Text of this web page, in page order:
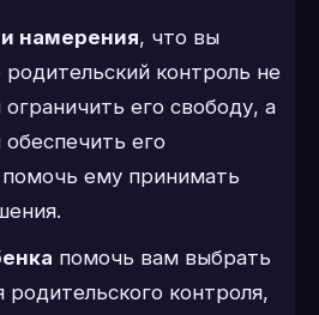
намерения, что вы
родительский контроль не
его свободу, а
его
помочь ему принимать
помочь вам выбрать
контроля,